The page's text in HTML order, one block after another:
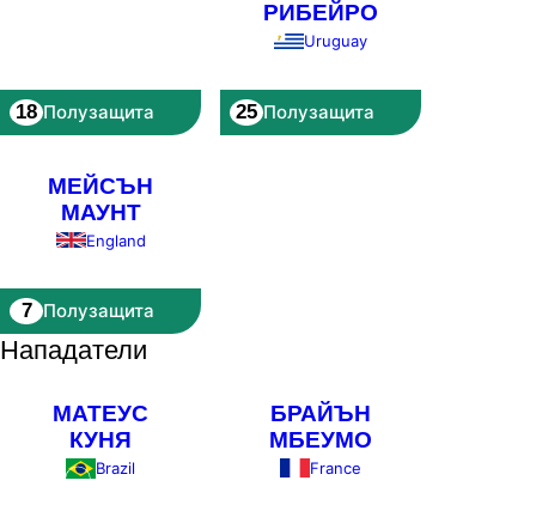
18 Полузащита
РИБЕЙРО
Uruguay
25 Полузащита
МЕЙСЪН
МАУНТ
England
7 Полузащита
Нападатели
МАТЕУС
КУНЯ
Brazil
БРАЙЪН
МБЕУМО
France